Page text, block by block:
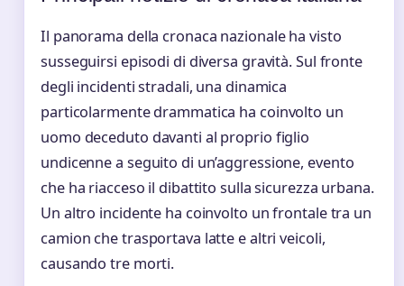
Il panorama della cronaca nazionale ha visto
susseguirsi episodi di diversa gravità. Sul fronte
degli incidenti stradali, una dinamica
particolarmente drammatica ha coinvolto un
uomo deceduto davanti al proprio figlio
undicenne a seguito di un’aggressione, evento
che ha riacceso il dibattito sulla sicurezza urbana.
Un altro incidente ha coinvolto un frontale tra un
camion che trasportava latte e altri veicoli,
causando tre morti.